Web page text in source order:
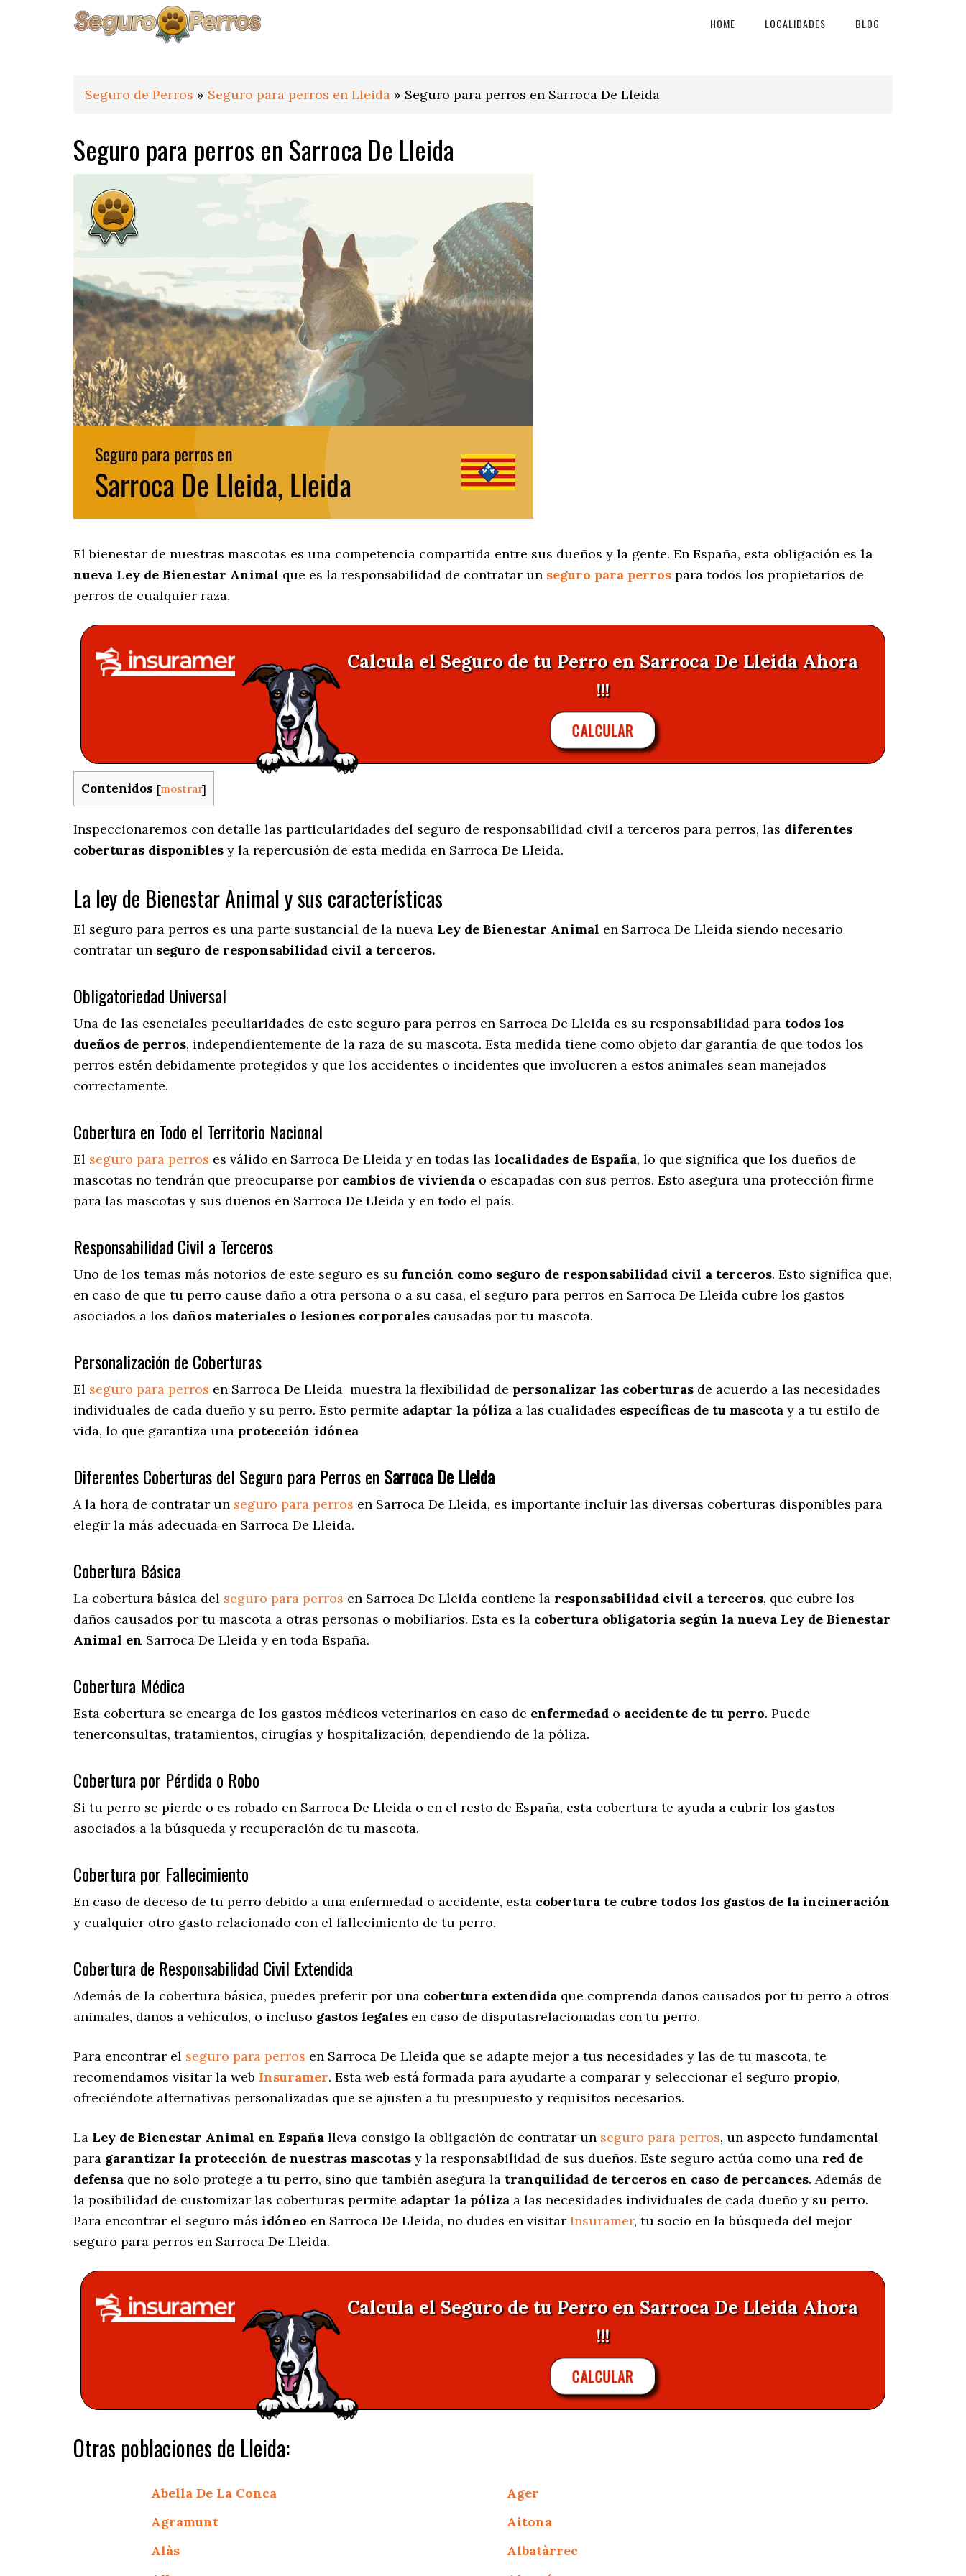
HOME LOCALIDADES BLOG
Seguro de Perros » Seguro para perros en Lleida » Seguro para perros en Sarroca De Lleida
Seguro para perros en Sarroca De Lleida
El bienestar de nuestras mascotas es una competencia compartida entre sus dueños y la gente. En España, esta obligación es la
nueva Ley de Bienestar Animal que es la responsabilidad de contratar un seguro para perros para todos los propietarios de
perros de cualquier raza.
Calcula el Seguro de tu Perro en Sarroca De Lleida Ahora
!!!
CALCULAR
Contenidos [mostrar]
Inspeccionaremos con detalle las particularidades del seguro de responsabilidad civil a terceros para perros, las diferentes
coberturas disponibles y la repercusión de esta medida en Sarroca De Lleida.
La ley de Bienestar Animal y sus características
El seguro para perros es una parte sustancial de la nueva Ley de Bienestar Animal en Sarroca De Lleida siendo necesario
contratar un seguro de responsabilidad civil a terceros.
Obligatoriedad Universal
Una de las esenciales peculiaridades de este seguro para perros en Sarroca De Lleida es su responsabilidad para todos los
dueños de perros, independientemente de la raza de su mascota. Esta medida tiene como objeto dar garantía de que todos los
perros estén debidamente protegidos y que los accidentes o incidentes que involucren a estos animales sean manejados
correctamente.
Cobertura en Todo el Territorio Nacional
El seguro para perros es válido en Sarroca De Lleida y en todas las localidades de España, lo que significa que los dueños de
mascotas no tendrán que preocuparse por cambios de vivienda o escapadas con sus perros. Esto asegura una protección firme
para las mascotas y sus dueños en Sarroca De Lleida y en todo el país.
Responsabilidad Civil a Terceros
Uno de los temas más notorios de este seguro es su función como seguro de responsabilidad civil a terceros. Esto significa que,
en caso de que tu perro cause daño a otra persona o a su casa, el seguro para perros en Sarroca De Lleida cubre los gastos
asociados a los daños materiales o lesiones corporales causadas por tu mascota.
Personalización de Coberturas
El seguro para perros en Sarroca De Lleida muestra la flexibilidad de personalizar las coberturas de acuerdo a las necesidades
individuales de cada dueño y su perro. Esto permite adaptar la póliza a las cualidades específicas de tu mascota y a tu estilo de
vida, lo que garantiza una protección idónea
Diferentes Coberturas del Seguro para Perros en Sarroca De Lleida
A la hora de contratar un seguro para perros en Sarroca De Lleida, es importante incluir las diversas coberturas disponibles para
elegir la más adecuada en Sarroca De Lleida.
Cobertura Básica
La cobertura básica del seguro para perros en Sarroca De Lleida contiene la responsabilidad civil a terceros, que cubre los
daños causados por tu mascota a otras personas o mobiliarios. Esta es la cobertura obligatoria según la nueva Ley de Bienestar
Animal en Sarroca De Lleida y en toda España.
Cobertura Médica
Esta cobertura se encarga de los gastos médicos veterinarios en caso de enfermedad o accidente de tu perro. Puede
tenerconsultas, tratamientos, cirugías y hospitalización, dependiendo de la póliza.
Cobertura por Pérdida o Robo
Si tu perro se pierde o es robado en Sarroca De Lleida o en el resto de España, esta cobertura te ayuda a cubrir los gastos
asociados a la búsqueda y recuperación de tu mascota.
Cobertura por Fallecimiento
En caso de deceso de tu perro debido a una enfermedad o accidente, esta cobertura te cubre todos los gastos de la incineración
y cualquier otro gasto relacionado con el fallecimiento de tu perro.
Cobertura de Responsabilidad Civil Extendida
Además de la cobertura básica, puedes preferir por una cobertura extendida que comprenda daños causados por tu perro a otros
animales, daños a vehículos, o incluso gastos legales en caso de disputasrelacionadas con tu perro.
Para encontrar el seguro para perros en Sarroca De Lleida que se adapte mejor a tus necesidades y las de tu mascota, te
recomendamos visitar la web Insuramer. Esta web está formada para ayudarte a comparar y seleccionar el seguro propio,
ofreciéndote alternativas personalizadas que se ajusten a tu presupuesto y requisitos necesarios.
La Ley de Bienestar Animal en España lleva consigo la obligación de contratar un seguro para perros, un aspecto fundamental
para garantizar la protección de nuestras mascotas y la responsabilidad de sus dueños. Este seguro actúa como una red de
defensa que no solo protege a tu perro, sino que también asegura la tranquilidad de terceros en caso de percances. Además de
la posibilidad de customizar las coberturas permite adaptar la póliza a las necesidades individuales de cada dueño y su perro.
Para encontrar el seguro más idóneo en Sarroca De Lleida, no dudes en visitar Insuramer, tu socio en la búsqueda del mejor
seguro para perros en Sarroca De Lleida.
Calcula el Seguro de tu Perro en Sarroca De Lleida Ahora
!!!
CALCULAR
Otras poblaciones de Lleida:
Abella De La Conca
Ager
Agramunt
Aitona
Alàs
Albatàrrec